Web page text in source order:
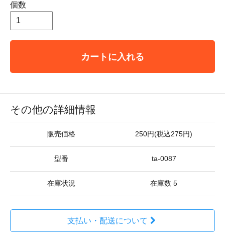
個数
カートに入れる
その他の詳細情報
販売価格 250円(税込275円)
型番 ta-0087
在庫状況 在庫数 5
支払い・配送について